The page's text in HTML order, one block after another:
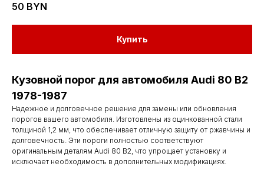
50 BYN
Купить
Кузовной порог для автомобиля Audi 80 B2
1978-1987
Надежное и долговечное решение для замены или обновления
порогов вашего автомобиля. Изготовлены из оцинкованной стали
толщиной 1,2 мм, что обеспечивает отличную защиту от ржавчины и
долговечность. Эти пороги полностью соответствуют
оригинальным деталям Audi 80 B2, что упрощает установку и
исключает необходимость в дополнительных модификациях.